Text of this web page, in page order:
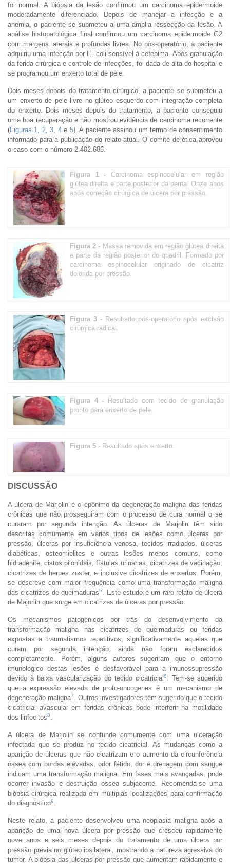
foi normal. A biópsia da lesão confirmou um carcinoma epidermoide
moderadamente diferenciado. Depois de manejar a infecção e a
anemia, o paciente se submeteu a uma amplia ressecção da lesão. A
análise histopatológica final confirmou um carcinoma epidermoide G2
com margens laterais e profundas livres. No pós-operatório, a paciente
adquiriu uma infecção por E. coli sensível à cefepima. Após granulação
da ferida cirúrgica e controle de infecções, foi dada de alta do hospital e
se programou um enxerto total de pele.
Dois meses depois do tratamento cirúrgico, a paciente se submeteu a
um enxerto de pele livre no glúteo esquerdo com integração completa
do enxerto. Dois meses depois do tratamento, a paciente conseguiu
uma boa recuperação e não mostrou evidência de carcinoma recorrente
(Figuras 1 2,3 4e 5). A paciente assinou um termo de consentimento
informado para a publicação do relato atual. O comité de ética aprovou
o caso com o número 2.402.686.
Figura 1 - Carcinoma espinocelular em região
glútea direita e parte posterior da perna. Onze anos
após correção cirúrgica de úlcera por pressão.
Figura 2 - Massa removida em região glútea direita
e parte da região posterior do quadril. Formado por
carcinoma espinocelular originado de cicatriz
dolorida por pressão.
Figura 3 - Resultado pós-operatório após excisão
cirúrgica radical.
Figura 4 -
Resultado com tecido de granulação
pronto para enxerto de pele.
Figura 5 - Resultado após enxerto.
DISCUSSÃO
A úlcera de Marjolin é o epônimo da degeneração maligna das feridas
crônicas que não prosseguiram com o processo de cura normal o se
curaram por segunda intenção. As úlceras de Marjolin têm sido
descritas comumente em vários tipos de lesões como úlceras por
pressão, úlceras por insuficiência venosa, tecidos irradiados, úlceras
diabéticas, osteomielites e outras lesões menos comuns, como
hidradenite, cistos pilonidais, fístulas urinarias, cicatrizes de vacinação,
cicatrizes de herpes zoster, e inclusive cicatrizes de enxertos. Porém,
se descreve com maior frequência como uma transformação maligna
das cicatrizes de queimaduras5
. Este estudo é um raro relato de úlcera
de Majorlin que surge em cicatrizes de úlceras por pressão.
Os mecanismos patogénicos por trás do desenvolvimento da
transformação maligna nas cicatrizes de queimaduras ou feridas
expostas a traumatismos repetitivos, significativamente aquelas que
curam por segunda intenção, ainda não foram esclarecidos
completamente. Porém, alguns autores sugeriram que o entorno
imunológico destas lesões é desfavorável para a imunossupressão
devido à baixa vascularização do tecido cicatricial 6
. Tem-se sugerido
que a expressão elevada de proto-oncogenes é um mecanismo de
degeneração maligna7
. Outros investigadores têm sugerido que o tecido
cicatricial avascular em feridas crônicas pode interferir na motilidade
dos linfocitos8
A úlcera de Marjolin se confunde comumente com uma ulceração
infectada que se produz no tecido cicatricial. As mudanças como a
aparição de úlceras que não cicatrizam e o aumento da circunferência
óssea com bordas elevadas, odor fétido, dor e drenagem com sangue
indicam uma transformação maligna. Em fases mais avançadas, pode
ocorrer invasão e destruição óssea subjacente. Recomenda-se uma
biópsia cirúrgica realizada em múltiplas localizações para confirmação
do diagnóstico9
Neste relato, a paciente desenvolveu uma neoplasia maligna após a
aparição de uma nova úlcera por pressão que cresceu rapidamente
nove anos e seis meses depois do tratamento de uma úlcera por
pressão previa no glúteo ipsilateral, mostrando a natureza agressiva do
tumor. A biópsia das úlceras por pressão que aumentam rapidamente e